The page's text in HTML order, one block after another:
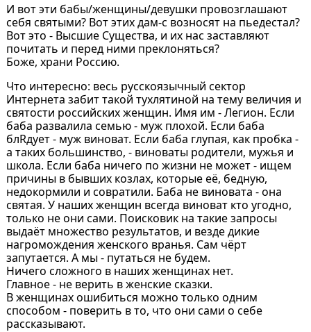
И вот эти бабы/женщины/девушки провозглашают
себя святыми? Вот этих дам-с возносят на пьедестал?
Вот это - Высшие Существа, и их нас заставляют
почитать и перед ними преклоняться?
Боже, храни Россию.
Что интересно: весь русскоязычный сектор
Интернета забит такой тухлятиной на тему величия и
святости российских женщин. Имя им - Легион. Если
баба развалила семью - муж плохой. Если баба
блRдует - муж виноват. Если баба глупая, как пробка -
а таких большинство, - виноваты родители, мужья и
школа. Если баба ничего по жизни не может - ищем
причины в бывших козлах, которые её, бедную,
недокормили и совратили. Баба не виновата - она
святая. У наших женщин всегда виноват кто угодно,
только не они сами. Поисковик на такие запросы
выдаёт множество результатов, и везде дикие
нагромождения женского вранья. Сам чёрт
запутается. А мы - путаться не будем.
Ничего сложного в наших женщинах нет.
Главное - не верить в женские сказки.
В женщинах ошибиться можно только одним
способом - поверить в то, что они сами о себе
рассказывают.